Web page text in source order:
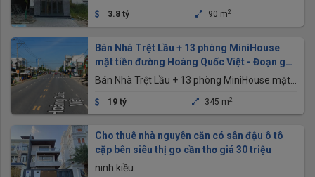
3.8 tỷ 90 m2
Bán Nhà Trệt Lầu + 13 phòng MiniHouse
mặt tiền đường Hoàng Quốc Việt - Đoạn gần
bánh xèo 7 Tới
Bán Nhà Trệt Lầu + 13 phòng MiniHouse mặt
xèo 7 Tới, Chợ An Bình, Cần Thơ
19 tỷ 345 m2
Cho thuê nhà nguyên căn có sân đậu ô tô
cặp bên siêu thị go cần thơ giá 30 triệu
ninh kiều.